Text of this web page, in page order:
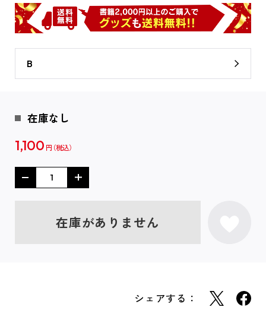
B
在庫なし
1,100 円
在庫がありません
シェアする：